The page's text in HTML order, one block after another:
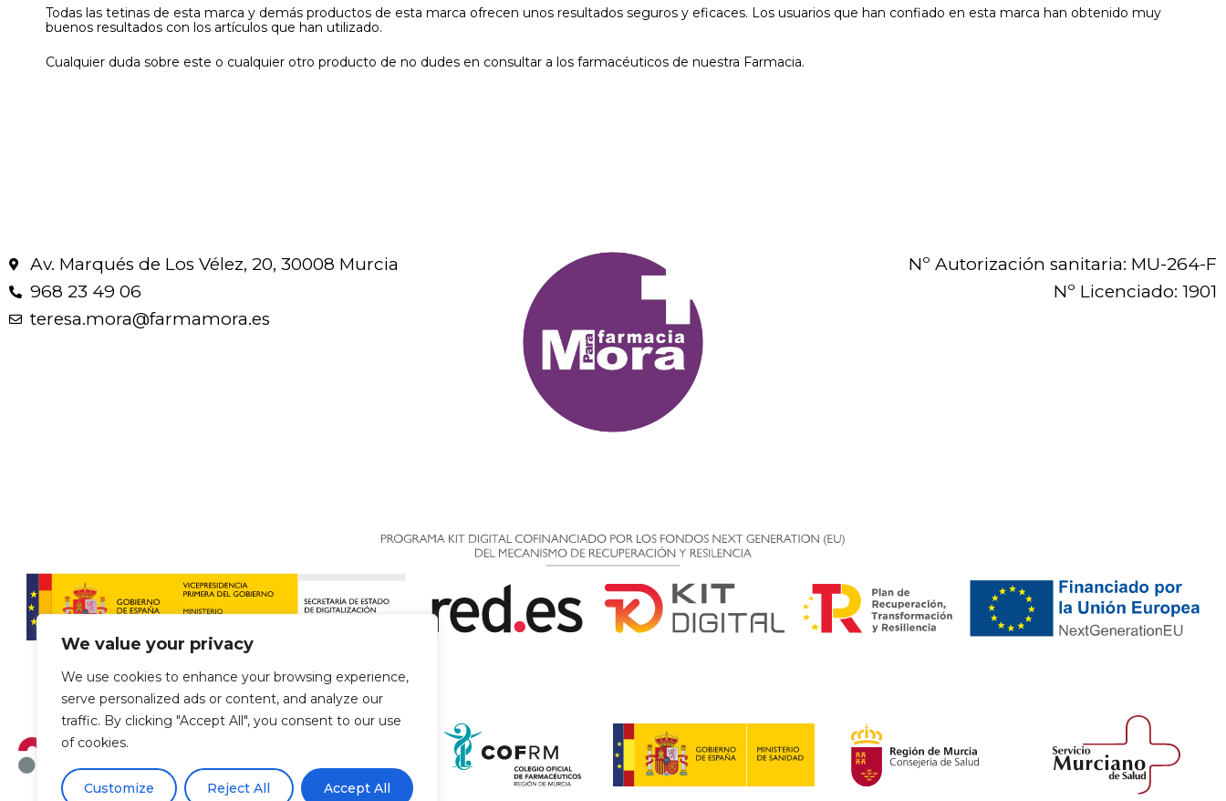
We value your privacy
We use cookies to enhance your browsing experience,
serve personalized ads or content, and analyze our
traffic. By clicking "Accept All", you consent to our use
of cookies.
Customize Reject All Accept All
Todas las tetinas de esta marca y demás productos de esta marca ofrecen unos resultados seguros y eficaces. Los usuarios que han confiado en esta marca han obtenido muy
buenos resultados con los artículos que han utilizado.
Cualquier duda sobre este o cualquier otro producto de no dudes en consultar a los farmacéuticos de nuestra Farmacia.
Av. Marqués de Los Vélez, 20, 30008 Murcia
968 23 49 06
teresa.mora@farmamora.es
Nº Autorización sanitaria: MU-264-F
Nº Licenciado: 1901